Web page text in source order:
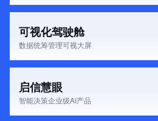
可视化驾驶舱
数据统筹管理可视大屏
启信慧眼
智能决策企业级AI产品